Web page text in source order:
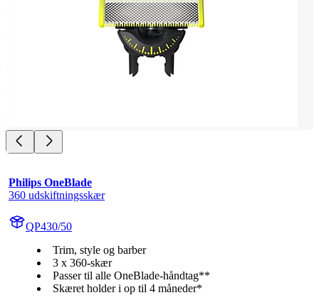
Philips OneBlade
360 udskiftningsskær
QP430/50
Trim, style og barber
3 x 360-skær
Passer til alle OneBlade-håndtag**
Skæret holder i op til 4 måneder*